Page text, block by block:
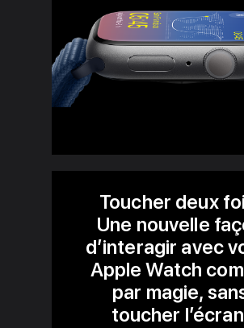
Toucher deux
Une nouvelle
d’interagir avec
Apple Watch
par magie,
toucher